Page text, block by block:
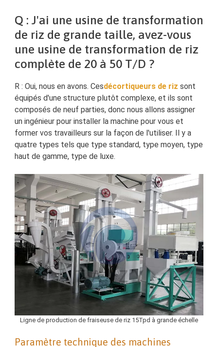
Q : J'ai une usine de transformation
de riz de grande taille, avez-vous
une usine de transformation de riz
complète de 20 à 50 T/D ?
R : Oui, nous en avons. Cesdécortiqueurs de riz sont
équipés d'une structure plutôt complexe, et ils sont
composés de neuf parties, donc nous allons assigner
un ingénieur pour installer la machine pour vous et
former vos travailleurs sur la façon de l'utiliser. Il y a
quatre types tels que type standard, type moyen, type
haut de gamme, type de luxe.
Ligne de production de fraiseuse de riz 15Tpd à grande échelle
Paramètre technique des machines